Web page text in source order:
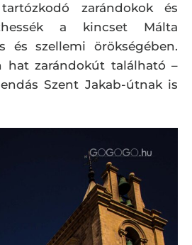
zarándokok és
a kincset Málta
és szellemi örökségében.
hat zarándokút található –
Szent Jakab-útnak is